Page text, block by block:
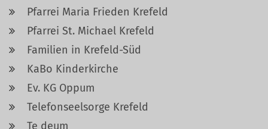
Pfarrei Maria Frieden Krefeld
Pfarrei St. Michael Krefeld
Familien in Krefeld-Süd
KaBo Kinderkirche
Ev. KG Oppum
Telefonseelsorge Krefeld
Te deum